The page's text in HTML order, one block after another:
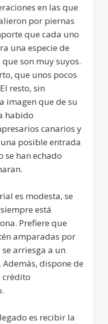
en las que
por piernas
que cada uno
una especie de
son muy suyos.
que unos pocos
resto, sin
imagen que de su
habido
canarios y
posible entrada
se han echado
es modesta, se
está
Prefiere que
amparadas por
arriesga a un
dispone de
crédito
es recibir la